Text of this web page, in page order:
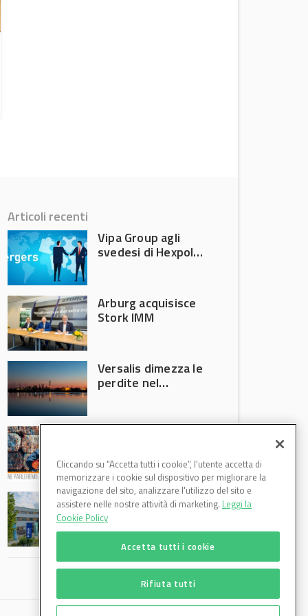
Articoli recenti
Vipa Group agli
svedesi di Hexpol
Arburg acquisisce
Stork IMM
Versalis dimezza le
perdite nel
chiedono
intervento del
Governo
Basf Italia cresce
nel primo semestre
2026: fatturato a
1,07 miliardi (+7,1%)
Cliccando su “Accetta tutti i cookie”, l'utente accetta di
memorizzare i cookie sul dispositivo per migliorare la
navigazione del sito, analizzare l'utilizzo del sito e
assistere nelle nostre attività di marketing. Leggi la
Cookie Policy
Accetta tutti i cookie
Rifiuta tutti